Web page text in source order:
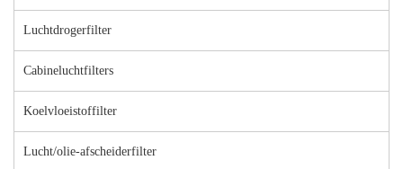
Luchtdrogerfilter
Cabineluchtfilters
Koelvloeistoffilter
Lucht/olie-afscheiderfilter